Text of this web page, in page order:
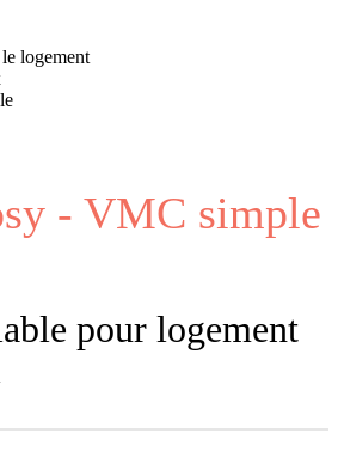
logement
- VMC simple
pour logement